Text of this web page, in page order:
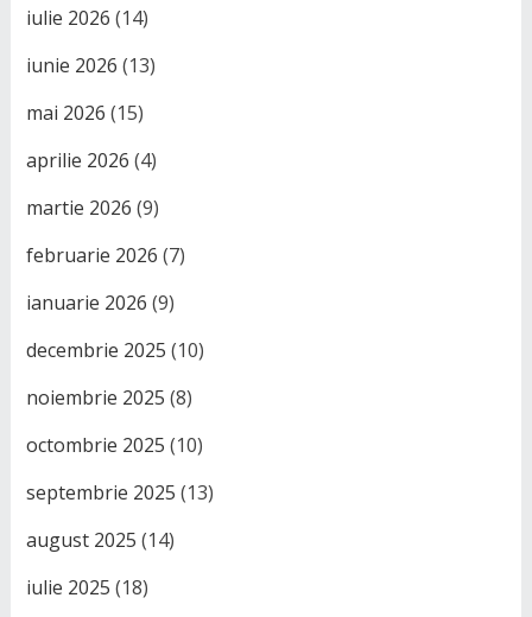
iulie 2026 (14)
iunie 2026 (13)
mai 2026 (15)
aprilie 2026 (4)
martie 2026 (9)
februarie 2026 (7)
ianuarie 2026 (9)
decembrie 2025 (10)
noiembrie 2025 (8)
octombrie 2025 (10)
septembrie 2025 (13)
august 2025 (14)
iulie 2025 (18)